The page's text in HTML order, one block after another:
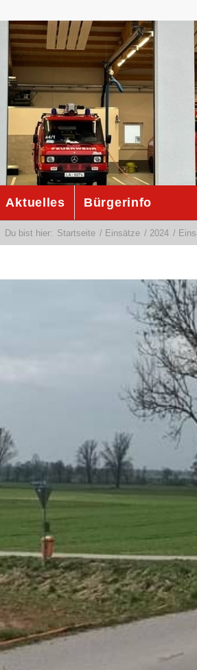
Aktuelles Bürgerinfo
Du bist hier: Startseite / Einsätze / 2024 /